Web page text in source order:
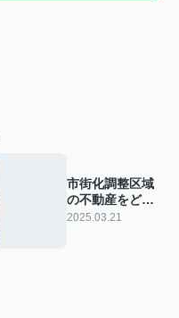
市街化調整区域
の不動産をどう
する？処分方法
2025.03.21